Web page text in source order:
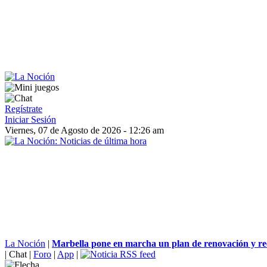
Regístrate
Iniciar Sesión
Viernes, 07 de Agosto de 2026 - 12:26 am
La Noción | Marbella pone en marcha un plan de renovación y
| Chat | Foro | App |